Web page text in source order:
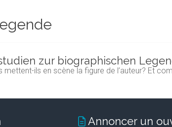
zur biographischen
mettent-ils en scène la figure de l’auteur? Et
Annoncer un